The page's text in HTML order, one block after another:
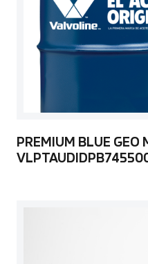
PREMIUM BLUE